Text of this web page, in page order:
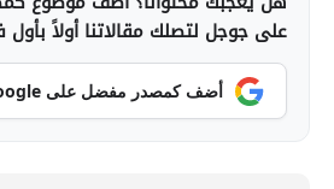
على جوجل لتصلك مقالاتنا أولاً بأول
أضف كمصدر مفضل على Google